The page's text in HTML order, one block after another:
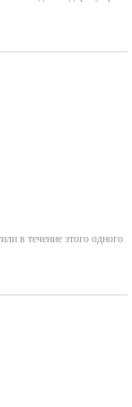
в течение этого одного